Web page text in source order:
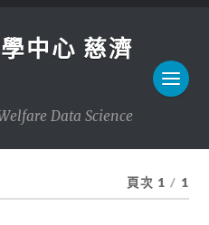
中心 慈濟
Data Science
頁次 1 / 1